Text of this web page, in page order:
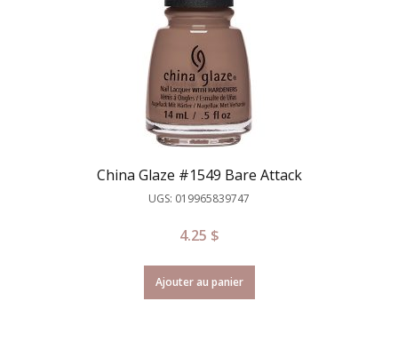
China Glaze #1549 Bare Attack
UGS: 019965839747
4.25 $
Ajouter au panier